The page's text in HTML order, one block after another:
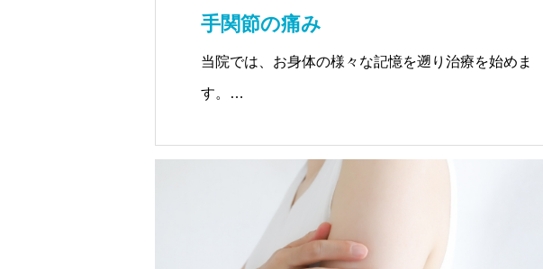
手関節の痛み
当院では、お身体の様々な記憶を遡り治療を始めま
す。
どるのです。